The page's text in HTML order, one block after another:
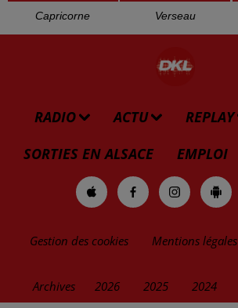
Capricorne Verseau
RADIO ACTU REPLAY
SORTIES EN ALSACE
EMPLOI
Gestion des cookies Mentions légales
Archives 2026 2025 2024